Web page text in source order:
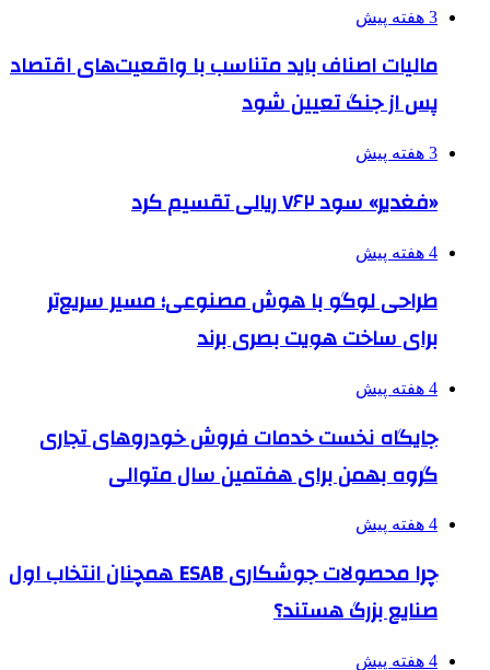
3 هفته پیش
مالیات اصناف باید متناسب با واقعیت‌های اقتصاد
پس از جنگ تعیین شود
3 هفته پیش
«فغدیر» سود ۷۶۲ ریالی تقسیم کرد
4 هفته پیش
طراحی لوگو با هوش مصنوعی؛ مسیر سریع‌تر
برای ساخت هویت بصری برند
4 هفته پیش
جایگاه نخست خدمات فروش خودروهای تجاری
گروه بهمن برای هفتمین سال متوالی
4 هفته پیش
چرا محصولات جوشکاری ESAB همچنان انتخاب اول
صنایع بزرگ هستند؟
4 هفته پیش